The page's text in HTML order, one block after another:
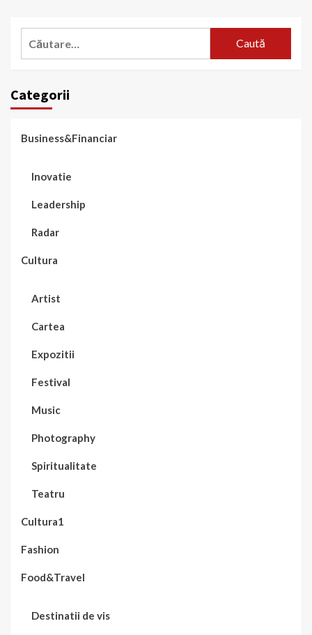
Categorii
Business&Financiar
Inovatie
Leadership
Radar
Cultura
Artist
Cartea
Expozitii
Festival
Music
Photography
Spiritualitate
Teatru
Cultura1
Fashion
Food&Travel
Destinatii de vis